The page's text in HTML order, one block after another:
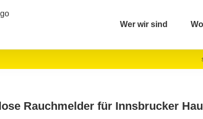
Wer wir sind
Rauchmelder für Innsbrucker